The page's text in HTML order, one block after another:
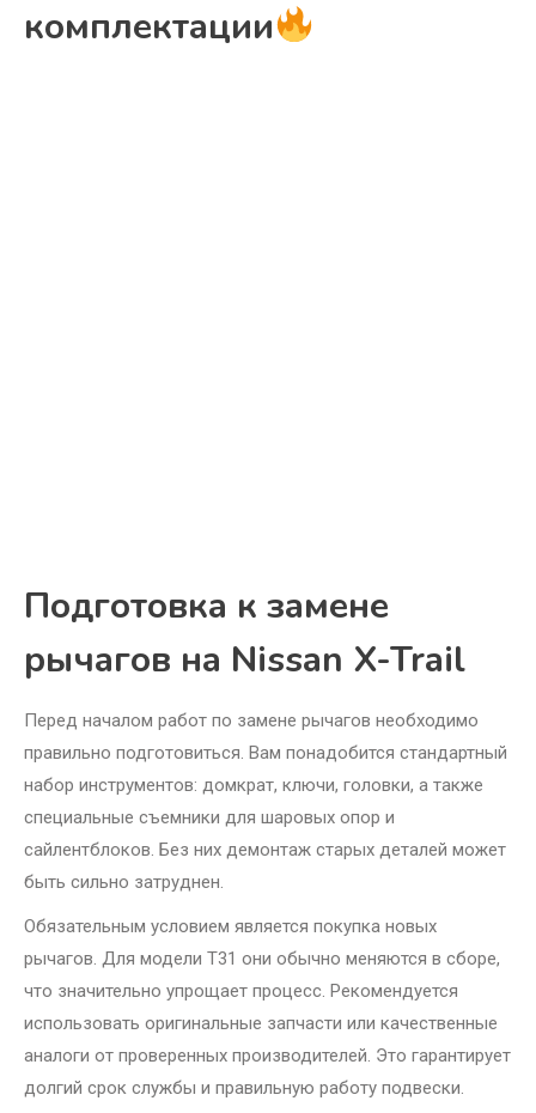
комплектации
Подготовка к замене
рычагов на Nissan X-Trail
Перед началом работ по замене рычагов необходимо
правильно подготовиться. Вам понадобится стандартный
набор инструментов: домкрат, ключи, головки, а также
специальные съемники для шаровых опор и
сайлентблоков. Без них демонтаж старых деталей может
быть сильно затруднен.
Обязательным условием является покупка новых
рычагов. Для модели T31 они обычно меняются в сборе,
что значительно упрощает процесс. Рекомендуется
использовать оригинальные запчасти или качественные
аналоги от проверенных производителей. Это гарантирует
долгий срок службы и правильную работу подвески.